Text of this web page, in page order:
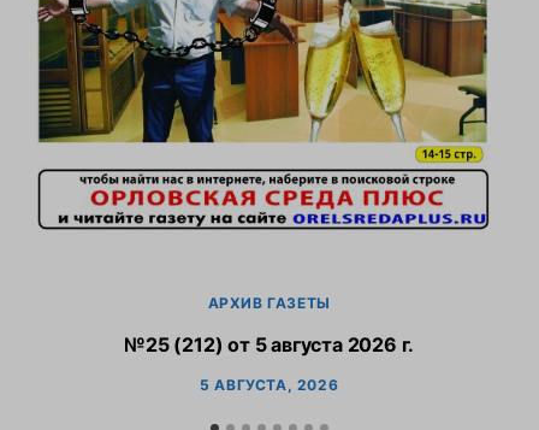
АРХИВ ГАЗЕТЫ
№25 (212) от 5 августа 2026 г.
5 АВГУСТА, 2026